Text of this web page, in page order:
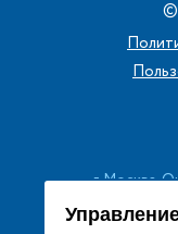
©
г. Москва,